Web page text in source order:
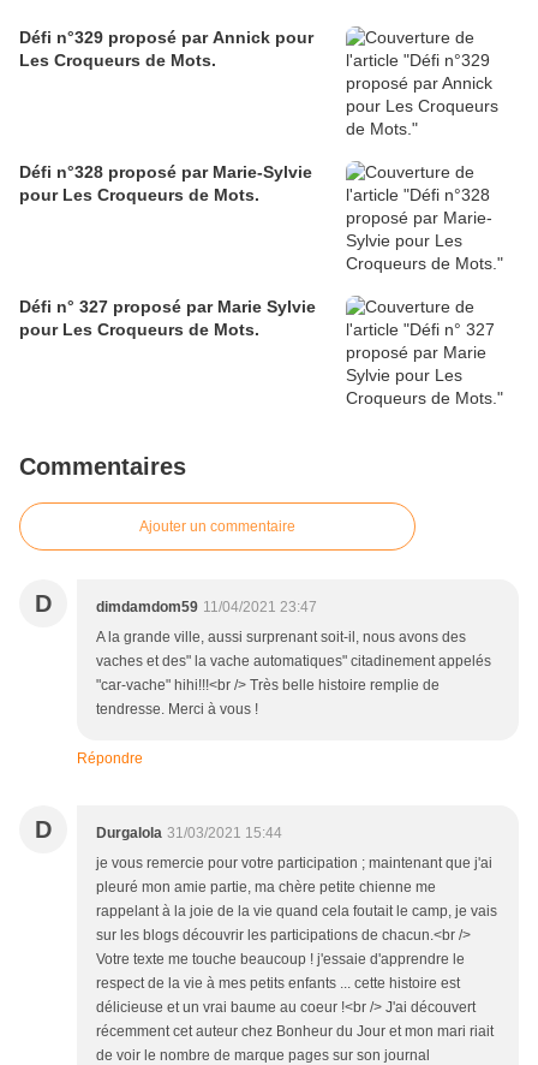
Défi n°329 proposé par Annick pour
Les Croqueurs de Mots.
Défi n°328 proposé par Marie-Sylvie
pour Les Croqueurs de Mots.
Défi n° 327 proposé par Marie Sylvie
pour Les Croqueurs de Mots.
Commentaires
Ajouter un commentaire
D dimdamdom59 11/04/2021 23:47
A la grande ville, aussi surprenant soit-il, nous avons des
vaches et des" la vache automatiques" citadinement appelés
"car-vache" hihi!!!<br /> Très belle histoire remplie de
tendresse. Merci à vous !
Répondre
D Durgalola 31/03/2021 15:44
je vous remercie pour votre participation ; maintenant que j'ai
pleuré mon amie partie, ma chère petite chienne me
rappelant à la joie de la vie quand cela foutait le camp, je vais
sur les blogs découvrir les participations de chacun.<br />
Votre texte me touche beaucoup ! j'essaie d'apprendre le
respect de la vie à mes petits enfants ... cette histoire est
délicieuse et un vrai baume au coeur !<br /> J'ai découvert
récemment cet auteur chez Bonheur du Jour et mon mari riait
de voir le nombre de marque pages sur son journal